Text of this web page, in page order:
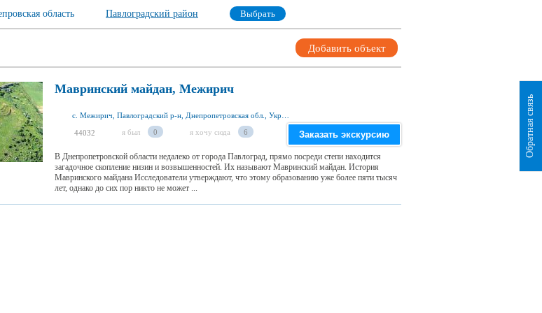
область Павлоградский район Выбрать
Добавить объект
Мавринский майдан, Межирич
44032 я был 0 я хочу сюда 6 Заказать экскурсию
В Днепропетровской области недалеко от города Павлоград, прямо посреди степи находится
загадочное скопление низин и возвышенностей. Их называют Мавринский майдан. История
Мавринского майдана Исследователи утверждают, что этому образованию уже более пяти тысяч
лет, однако до сих пор никто не может ...
Обратная связь